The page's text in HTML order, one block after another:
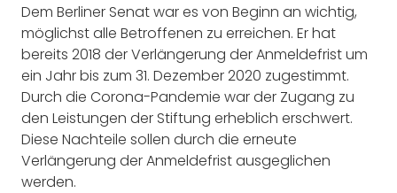
Dem Berliner Senat war es von Beginn an wichtig,
möglichst alle Betroffenen zu erreichen. Er hat
bereits 2018 der Verlängerung der Anmeldefrist um
ein Jahr bis zum 31. Dezember 2020 zugestimmt.
Durch die Corona-Pandemie war der Zugang zu
den Leistungen der Stiftung erheblich erschwert.
Diese Nachteile sollen durch die erneute
Verlängerung der Anmeldefrist ausgeglichen
werden.